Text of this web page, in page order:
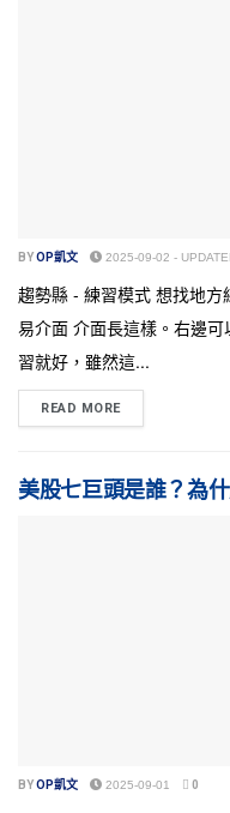
BYOP凱文 2025-09-02 -
趨勢縣 - 練習模式 想找地
易介面 介面長這樣。右邊
習就好，雖然這...
READ MORE
美股七巨頭是誰？為
BYOP凱文 2025-09-01 0